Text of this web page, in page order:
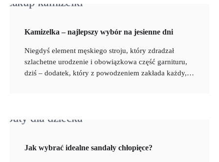
Kamizelka – najlepszy wybór na jesienne dni
Niegdyś element męskiego stroju, który zdradzał
szlachetne urodzenie i obowiązkowa część garnituru,
dziś – dodatek, który z powodzeniem zakłada każdy,…
Jak wybrać idealne sandały chłopięce?